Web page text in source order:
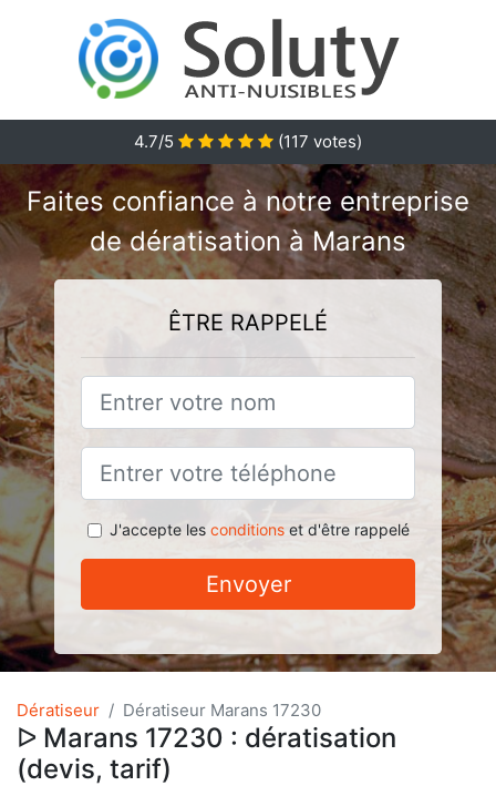
4.7/5 (117 votes)
Faites confiance à notre entreprise
de dératisation à Marans
ÊTRE RAPPELÉ
J'accepte les conditionset d'être rappelé
Envoyer
Dératiseur Dératiseur Marans 17230
ᐅ Marans 17230 : dératisation
(devis, tarif)